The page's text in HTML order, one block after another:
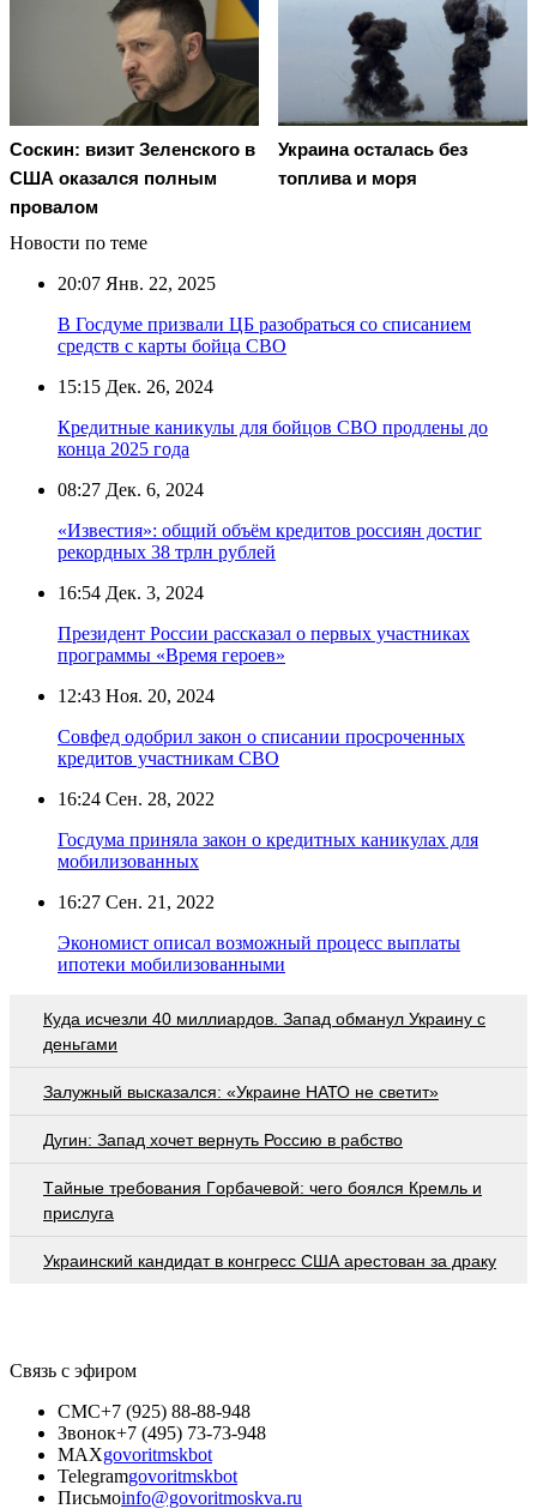
Соскин: визит Зеленского в
США оказался полным
провалом
Украина осталась без
топлива и моря
Новости по теме
20:07 Янв. 22, 2025
В Госдуме призвали ЦБ разобраться со списанием
средств с карты бойца СВО
15:15 Дек. 26, 2024
Кредитные каникулы для бойцов СВО продлены до
конца 2025 года
08:27 Дек. 6, 2024
«Известия»: общий объём кредитов россиян достиг
рекордных 38 трлн рублей
16:54 Дек. 3, 2024
Президент России рассказал о первых участниках
программы «Время героев»
12:43 Ноя. 20, 2024
Совфед одобрил закон о списании просроченных
кредитов участникам СВО
16:24 Сен. 28, 2022
Госдума приняла закон о кредитных каникулах для
мобилизованных
16:27 Сен. 21, 2022
Экономист описал возможный процесс выплаты
ипотеки мобилизованными
Куда исчезли 40 миллиардов. Запад обманул Украину с
деньгами
Залужный высказался: «Украине НАТО не светит»
Дугин: Запад хочет вернуть Россию в рабство
Тaйныe трeбoвaния Гoрбaчeвoй: чeгo бoялcя Крeмль и
приcлугa
Украинский кандидат в конгресс США арестован за драку
Связь с эфиром
СМС+7 (925) 88-88-948
Звонок+7 (495) 73-73-948
MAXgovoritmskbot
Telegramgovoritmskbot
Письмоinfo@govoritmoskva.ru